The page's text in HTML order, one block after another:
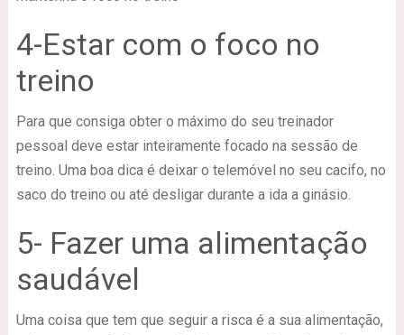
4-Estar com o foco no
treino
Para que consiga obter o máximo do seu treinador
pessoal deve estar inteiramente focado na sessão de
treino. Uma boa dica é deixar o telemóvel no seu cacifo, no
saco do treino ou até desligar durante a ida a ginásio.
5- Fazer uma alimentação
saudável
Uma coisa que tem que seguir a risca é a sua alimentação,